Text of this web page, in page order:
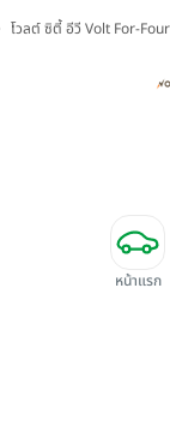
โวลต์ ซิตี้ อีวี Volt For-Four
หน้าแรก